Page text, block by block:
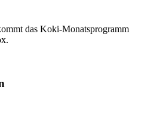
das Koki-Monatsprogramm